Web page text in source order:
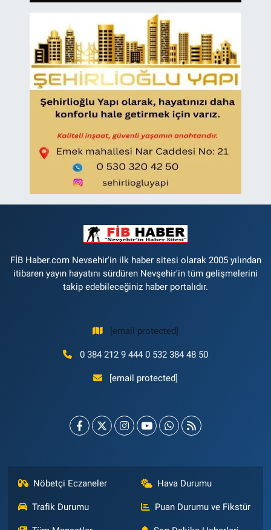
FİB Haber.com Nevsehir'in ilk haber sitesi olarak 2005 yılından
itibaren yayın hayatını sürdüren Nevşehir'in tüm gelişmelerini
takip edebileceğiniz haber portalıdır.
[email protected]
0 384 212 9 444 0 532 384 48 50
[email protected]
Nöbetçi Eczaneler Hava Durumu
Trafik Durumu Puan Durumu ve Fikstür